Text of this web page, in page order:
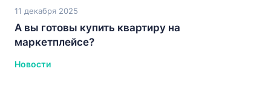
11 декабря 2025
А вы готовы купить квартиру на
маркетплейсе?
Новости